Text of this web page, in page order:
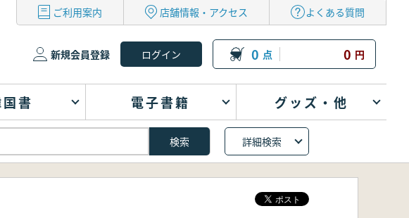
ご利用案内 店舗情報・アクセス よくある質問
新規会員登録 0 点 0 円
書 電子書籍 グッズ・他
詳細検索